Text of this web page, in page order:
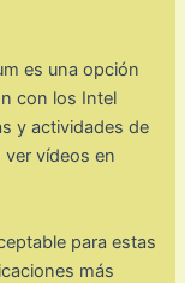
es una opción
con los Intel
y actividades de
vídeos en
para estas
más